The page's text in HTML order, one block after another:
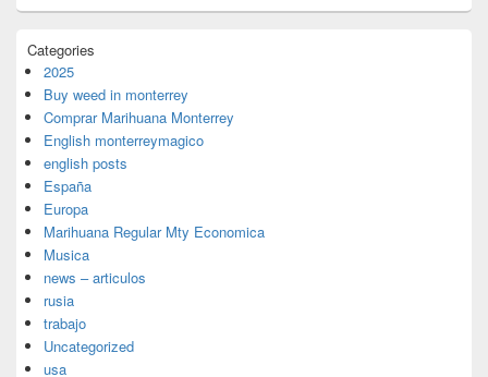
Categories
2025
Buy weed in monterrey
Comprar Marihuana Monterrey
English monterreymagico
english posts
España
Europa
Marihuana Regular Mty Economica
Musica
news – articulos
rusia
trabajo
Uncategorized
usa